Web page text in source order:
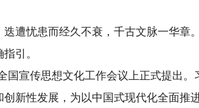
遭忧患而经久不衰，千古文脉一华章。
引。
国宣传思想文化工作会议上正式提出
新性发展，为以中国式现代化全面推